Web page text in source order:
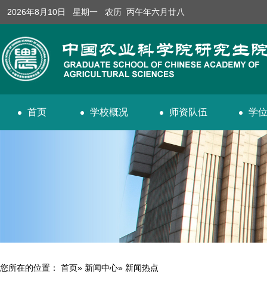
2026年8月10日 星期一 农历 丙午年六月廿八
首页 学校概况 师资队伍 学
您所在的位置： 首页» 新闻中心» 新闻热点